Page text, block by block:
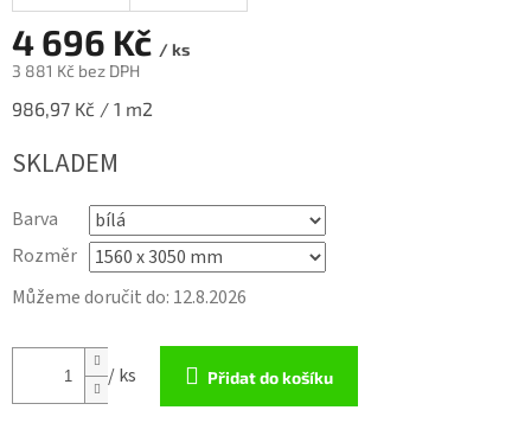
4 696 Kč / ks
3 881 Kč bez DPH
Měrná
986,97 Kč / 1 m2
SKLADEM
Barva
Rozměr
Můžeme doručit do: 12.8.2026
/ ks Přidat do košíku